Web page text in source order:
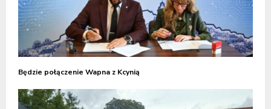
Będzie połączenie Wapna z Kcynią